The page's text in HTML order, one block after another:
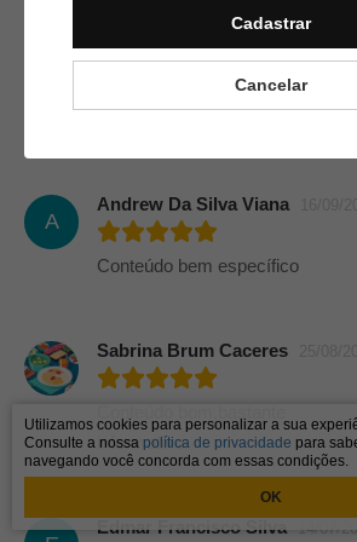
Cadastrar
Cancelar
Ana Luiza Silva Vieira 17/12/
A
Andrew Da Silva Viana
Conteúdo bem específico
Sabrina Brum Caceres
informativo.
Edmar Francisco Silva 14/07/
Utilizamos cookies para personalizar a sua
Consulte a nossa política de privacidade para
navegando você concorda com essas condições.
OK